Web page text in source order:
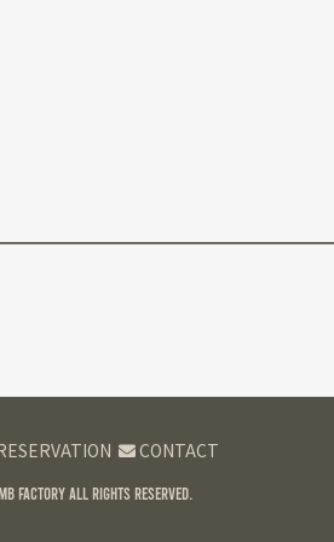
CONTACT
FACTORYAll rights reserved.